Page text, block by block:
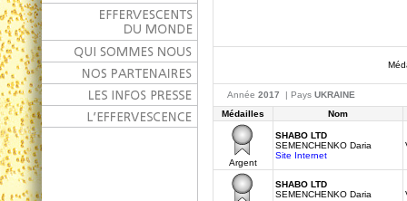
Année 2017 | Pays UKRAINE
Médailles
Nom
Argent
SHABO LTD
SEMENCHENKO Daria
Site Internet
SHABO LTD
SEMENCHENKO Daria